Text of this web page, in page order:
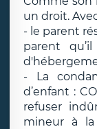
un droit.
- le parent
parent
- La
d’enfant :
refuser
mineur à